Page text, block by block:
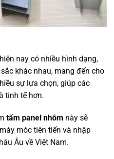
hiện nay có nhiều hình dạng,
khác nhau, mang đến cho
sự lựa chọn, giúp các
tinh tế hơn.
tấm panel nhôm này sẽ
móc tiên tiến và nhập
Âu về Việt Nam.